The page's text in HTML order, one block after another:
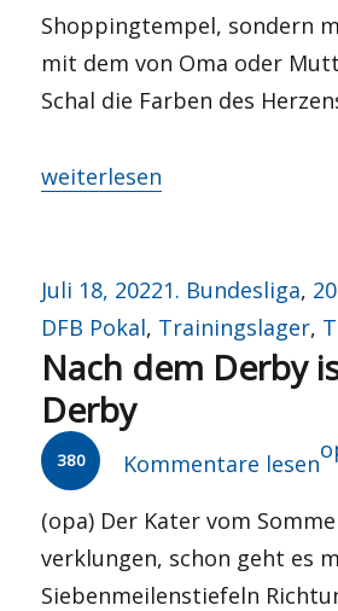
Shoppingtempel, sondern
mit dem von Oma oder
Schal die Farben des
„TikTok – tempus fugit“
weiterlesen
Veröffentlicht
am
Juli 18, 2022Kategorien
1. Bundesliga,
DFB Pokal, Trainingslager,
Nach dem Derby
Derby
380 Kommentare lesen
(opa) Der Kater vom
verklungen, schon geht es
Siebenmeilenstiefeln